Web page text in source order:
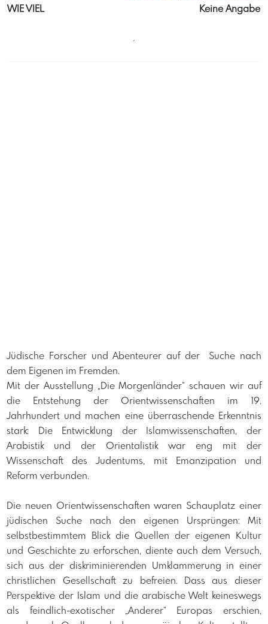
WIE VIEL
Keine Angabe
´
Jüdische Forscher und Abenteurer auf der Suche nach
dem Eigenen im Fremden.
Mit der Ausstellung „Die Morgenländer“ schauen wir auf
die Entstehung der Orientwissenschaften im 19.
Jahrhundert und machen eine überraschende Erkenntnis
stark: Die Entwicklung der Islamwissenschaften, der
Arabistik und der Orientalistik war eng mit der
Wissenschaft des Judentums, mit Emanzipation und
Reform verbunden.
Die neuen Orientwissenschaften waren Schauplatz einer
jüdischen Suche nach den eigenen Ursprüngen: Mit
selbstbestimmtem Blick die Quellen der eigenen Kultur
und Geschichte zu erforschen, diente auch dem Versuch,
sich aus der diskriminierenden Umklammerung in einer
christlichen Gesellschaft zu befreien. Dass aus dieser
Perspektive der Islam und die arabische Welt keineswegs
als feindlich-exotischer „Anderer“ Europas erschien,